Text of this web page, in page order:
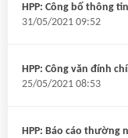
HPP: Công bố thông
31/05/2021 09:52
HPP: Công văn đính
25/05/2021 08:53
HPP: Báo cáo thường